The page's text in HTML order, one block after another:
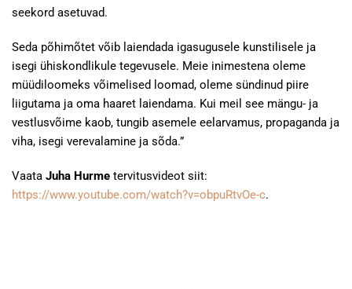
seekord asetuvad.
Seda põhimõtet võib laiendada igasugusele kunstilisele ja
isegi ühiskondlikule tegevusele. Meie inimestena oleme
müüdiloomeks võimelised loomad, oleme sündinud piire
liigutama ja oma haaret laiendama. Kui meil see mängu- ja
vestlusvõime kaob, tungib asemele eelarvamus, propaganda ja
viha, isegi verevalamine ja sõda.”
Vaata Juha Hurme tervitusvideot siit:
https://www.youtube.com/watch?v=obpuRtvOe-c.